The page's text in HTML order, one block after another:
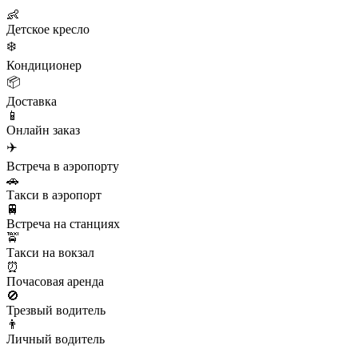
👶
Детское кресло
❄️
Кондиционер
📦
Доставка
📱
Онлайн заказ
✈️
Встреча в аэропорту
🚗
Такси в аэропорт
🚆
Встреча на станциях
🚖
Такси на вокзал
⏰
Почасовая аренда
🚫
Трезвый водитель
👨
Личный водитель